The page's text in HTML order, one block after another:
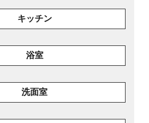
キッチン
浴室
洗面室